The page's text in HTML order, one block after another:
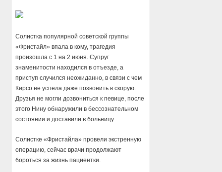
Солистка популярной советской группы
«Фристайл» впала в кому, трагедия
произошла с 1 на 2 июня. Супруг
знаменитости находился в отъезде, а
приступ случился неожиданно, в связи с чем
Кирсо не успела даже позвонить в скорую.
Друзья не могли дозвониться к певице, после
этого Нину обнаружили в бессознательном
состоянии и доставили в больницу.
Солистке «Фристайла» провели экстренную
операцию, сейчас врачи продолжают
бороться за жизнь пациентки.